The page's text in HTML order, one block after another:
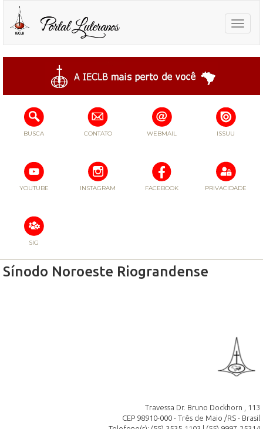
Toggle
BUSCA CONTATO WEBMAIL ISSUU
YOUTUBE INSTAGRAM FACEBOOK PRIVACIDADE
SIG
Sínodo Noroeste Riograndense
Travessa Dr. Bruno Dockhorn , 113
CEP 98910-000 - Três de Maio /RS - Brasil